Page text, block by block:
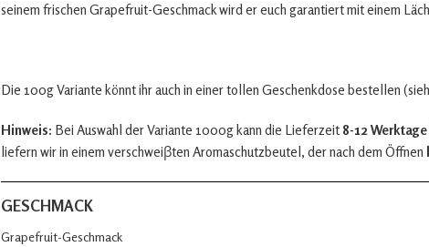
seinem frischen Grapefruit-Geschmack wird er euch garantiert mit einem
Die 100g Variante könnt ihr auch in einer tollen Geschenkdose bestellen
Hinweis: Bei Auswahl der Variante 1000g kann die Lieferzeit 8-12 Werktage
liefern wir in einem verschweiβten Aromaschutzbeutel, der nach dem Öffnen
GESCHMACK
Grapefruit-Geschmack